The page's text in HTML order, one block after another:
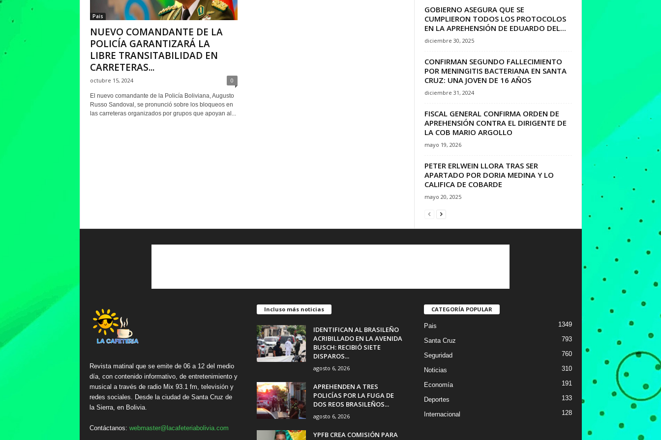
Pais
NUEVO COMANDANTE DE LA
POLICÍA GARANTIZARÁ LA
LIBRE TRANSITABILIDAD EN
CARRETERAS...
octubre 15, 2024 0
El nuevo comandante de la Policía Boliviana, Augusto
Russo Sandoval, se pronunció sobre los bloqueos en
las carreteras organizados por grupos que apoyan al...
GOBIERNO ASEGURA QUE SE
CUMPLIERON TODOS LOS PROTOCOLOS
EN LA APREHENSIÓN DE EDUARDO DEL...
diciembre 30, 2025
CONFIRMAN SEGUNDO FALLECIMIENTO
POR MENINGITIS BACTERIANA EN SANTA
CRUZ: UNA JOVEN DE 16 AÑOS
diciembre 31, 2024
FISCAL GENERAL CONFIRMA ORDEN DE
APREHENSIÓN CONTRA EL DIRIGENTE DE
LA COB MARIO ARGOLLO
mayo 19, 2026
PETER ERLWEIN LLORA TRAS SER
APARTADO POR DORIA MEDINA Y LO
CALIFICA DE COBARDE
mayo 20, 2025
Revista matinal que se emite de 06 a 12 del medio
día, con contenido informativo, de entretenimiento y
musical a través de radio Mix 93.1 fm, televisión y
redes sociales. Desde la ciudad de Santa Cruz de
la Sierra, en Bolivia.
Contáctanos: webmaster@lacafeteriabolivia.com
Incluso más noticias
IDENTIFICAN AL BRASILEÑO
ACRIBILLADO EN LA AVENIDA
BUSCH: RECIBIÓ SIETE
DISPAROS...
agosto 6, 2026
APREHENDEN A TRES
POLICÍAS POR LA FUGA DE
DOS REOS BRASILEÑOS...
agosto 6, 2026
YPFB CREA COMISIÓN PARA
CATEGORÍA POPULAR
Pais 1349
Santa Cruz 793
Seguridad 760
Noticias 310
Economía 191
Deportes 133
Internacional 128